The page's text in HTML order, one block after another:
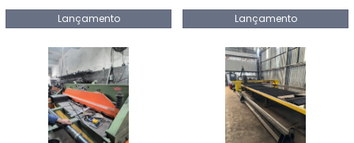
Lançamento Lançamento